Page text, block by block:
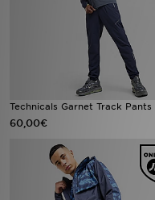
Technicals Garnet Track Pants
60,00€